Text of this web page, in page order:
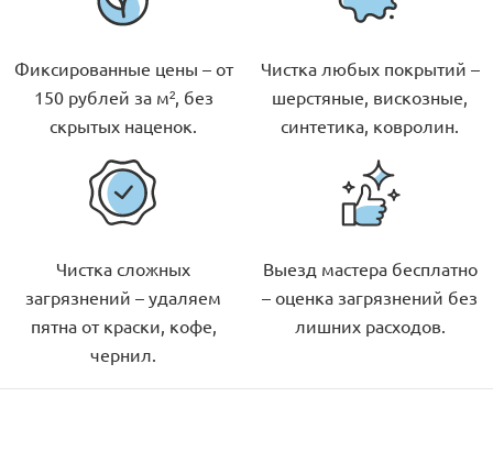
Фиксированные цены – от
150 рублей за м², без
скрытых наценок.
Чистка любых покрытий –
шерстяные, вискозные,
синтетика, ковролин.
Чистка сложных
загрязнений – удаляем
пятна от краски, кофе,
чернил.
Выезд мастера бесплатно
– оценка загрязнений без
лишних расходов.